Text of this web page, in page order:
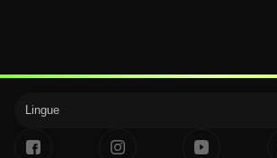
Lingue